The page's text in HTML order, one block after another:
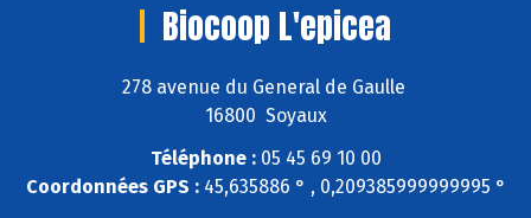
Biocoop L'epicea
278 avenue du General de Gaulle
16800 Soyaux
Téléphone :05 45 69 10 00
Coordonnées GPS :45,635886 ° , 0,209385999999995 °